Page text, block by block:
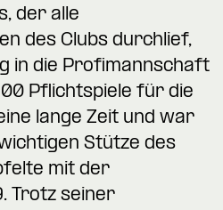
der alle
des Clubs durchlief,
in die Profimannschaft
Pflichtspiele für die
lange Zeit und war
Stütze des
mit der
Trotz seiner